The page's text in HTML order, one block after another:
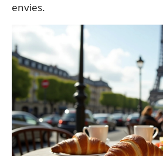
envies.